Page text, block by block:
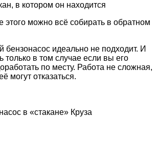
в котором он находится
этого можно всё собирать в обратном
бензонасос идеально не подходит. И
только в том случае если вы его
по месту. Работа не сложная,
могут отказаться.
в «стакане» Круза